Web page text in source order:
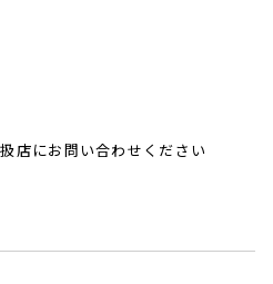
店にお問い合わせください